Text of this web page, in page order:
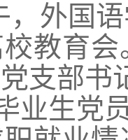
，外国
教育
支部书
业生党